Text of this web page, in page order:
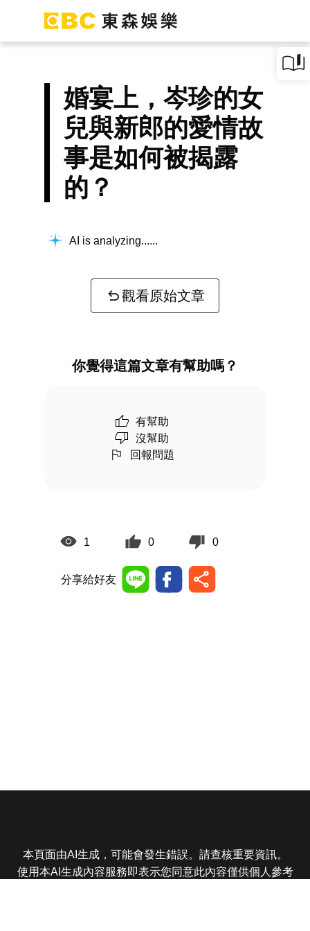
婚宴上，岑珍的女
兒與新郎的愛情故
事是如何被揭露
的？
AI is analyzing...
觀看原始文章
你覺得這篇文章有幫助嗎？
有幫助
沒幫助
回報問題
1 0 0
分享給好友
本頁面由AI生成，可能會發生錯誤。請查核重要資訊。
使用本AI生成內容服務即表示您同意此內容僅供個人參考